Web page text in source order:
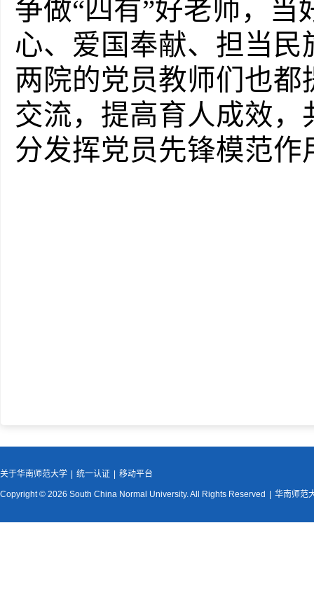
争做“四有”好老师，当
心、爱国奉献、担当
两院的党员教师们也
交流，提高育人成效
分发挥党员先锋模范
关于华南师范大学 统一认证 移动平台
Copyright © 2026 South China Normal University. All Rights Reserved 华南师范